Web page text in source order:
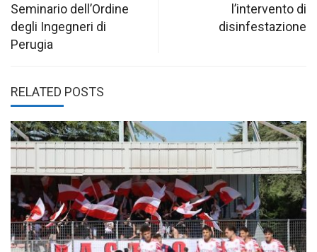
Seminario dell’Ordine
degli Ingegneri di
Perugia
l’intervento di
disinfestazione
RELATED POSTS